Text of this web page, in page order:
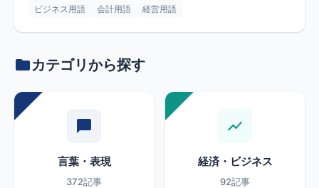
ビジネス用語 会計用語 経営用語
カテゴリから探す
言葉・表現
372記事
経済・ビジネス
92記事